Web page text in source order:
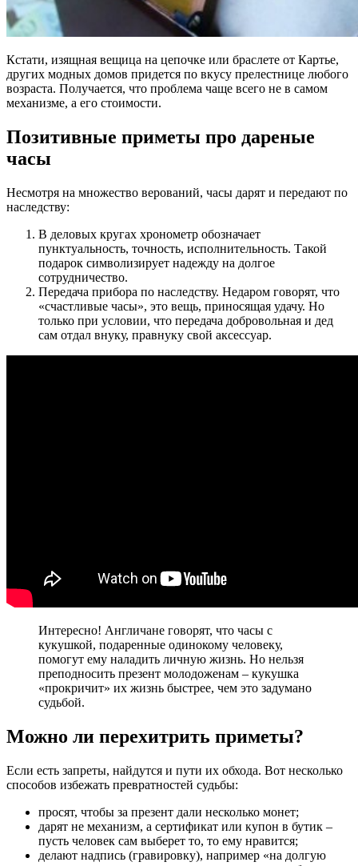
Кстати, изящная вещица на цепочке или браслете от Картье,
других модных домов придется по вкусу прелестнице любого
возраста. Получается, что проблема чаще всего не в самом
механизме, а его стоимости.
Позитивные приметы про дареные
часы
Несмотря на множество верований, часы дарят и передают по
наследству:
В деловых кругах хронометр обозначает
пунктуальность, точность, исполнительность. Такой
подарок символизирует надежду на долгое
сотрудничество.
Передача прибора по наследству. Недаром говорят, что
«счастливые часы», это вещь, приносящая удачу. Но
только при условии, что передача добровольная и дед
сам отдал внуку, правнуку свой аксессуар.
Интересно! Англичане говорят, что часы с
кукушкой, подаренные одинокому человеку,
помогут ему наладить личную жизнь. Но нельзя
преподносить презент молодоженам – кукушка
«прокричит» их жизнь быстрее, чем это задумано
судьбой.
Можно ли перехитрить приметы?
Если есть запреты, найдутся и пути их обхода. Вот несколько
способов избежать превратностей судьбы:
просят, чтобы за презент дали несколько монет;
дарят не механизм, а сертификат или купон в бутик –
пусть человек сам выберет то, то ему нравится;
делают надпись (гравировку), например «на долгую